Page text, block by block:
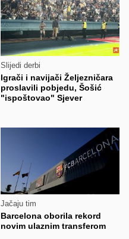
Slijedi derbi
Igrači i navijači Željezničara
proslavili pobjedu, Šošić
"ispoštovao" Sjever
Jačaju tim
Barcelona oborila rekord
novim ulaznim transferom